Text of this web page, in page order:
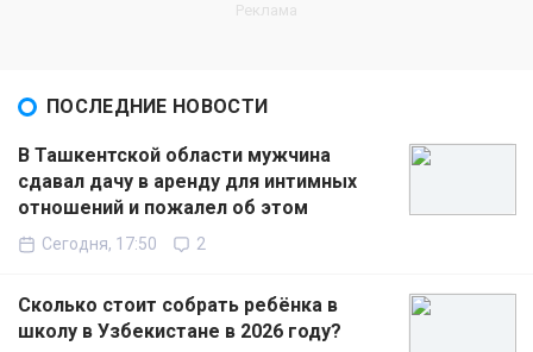
ПОСЛЕДНИЕ НОВОСТИ
В Ташкентской области мужчина
сдавал дачу в аренду для интимных
отношений и пожалел об этом
Сегодня, 17:50 2
Сколько стоит собрать ребёнка в
школу в Узбекистане в 2026 году?